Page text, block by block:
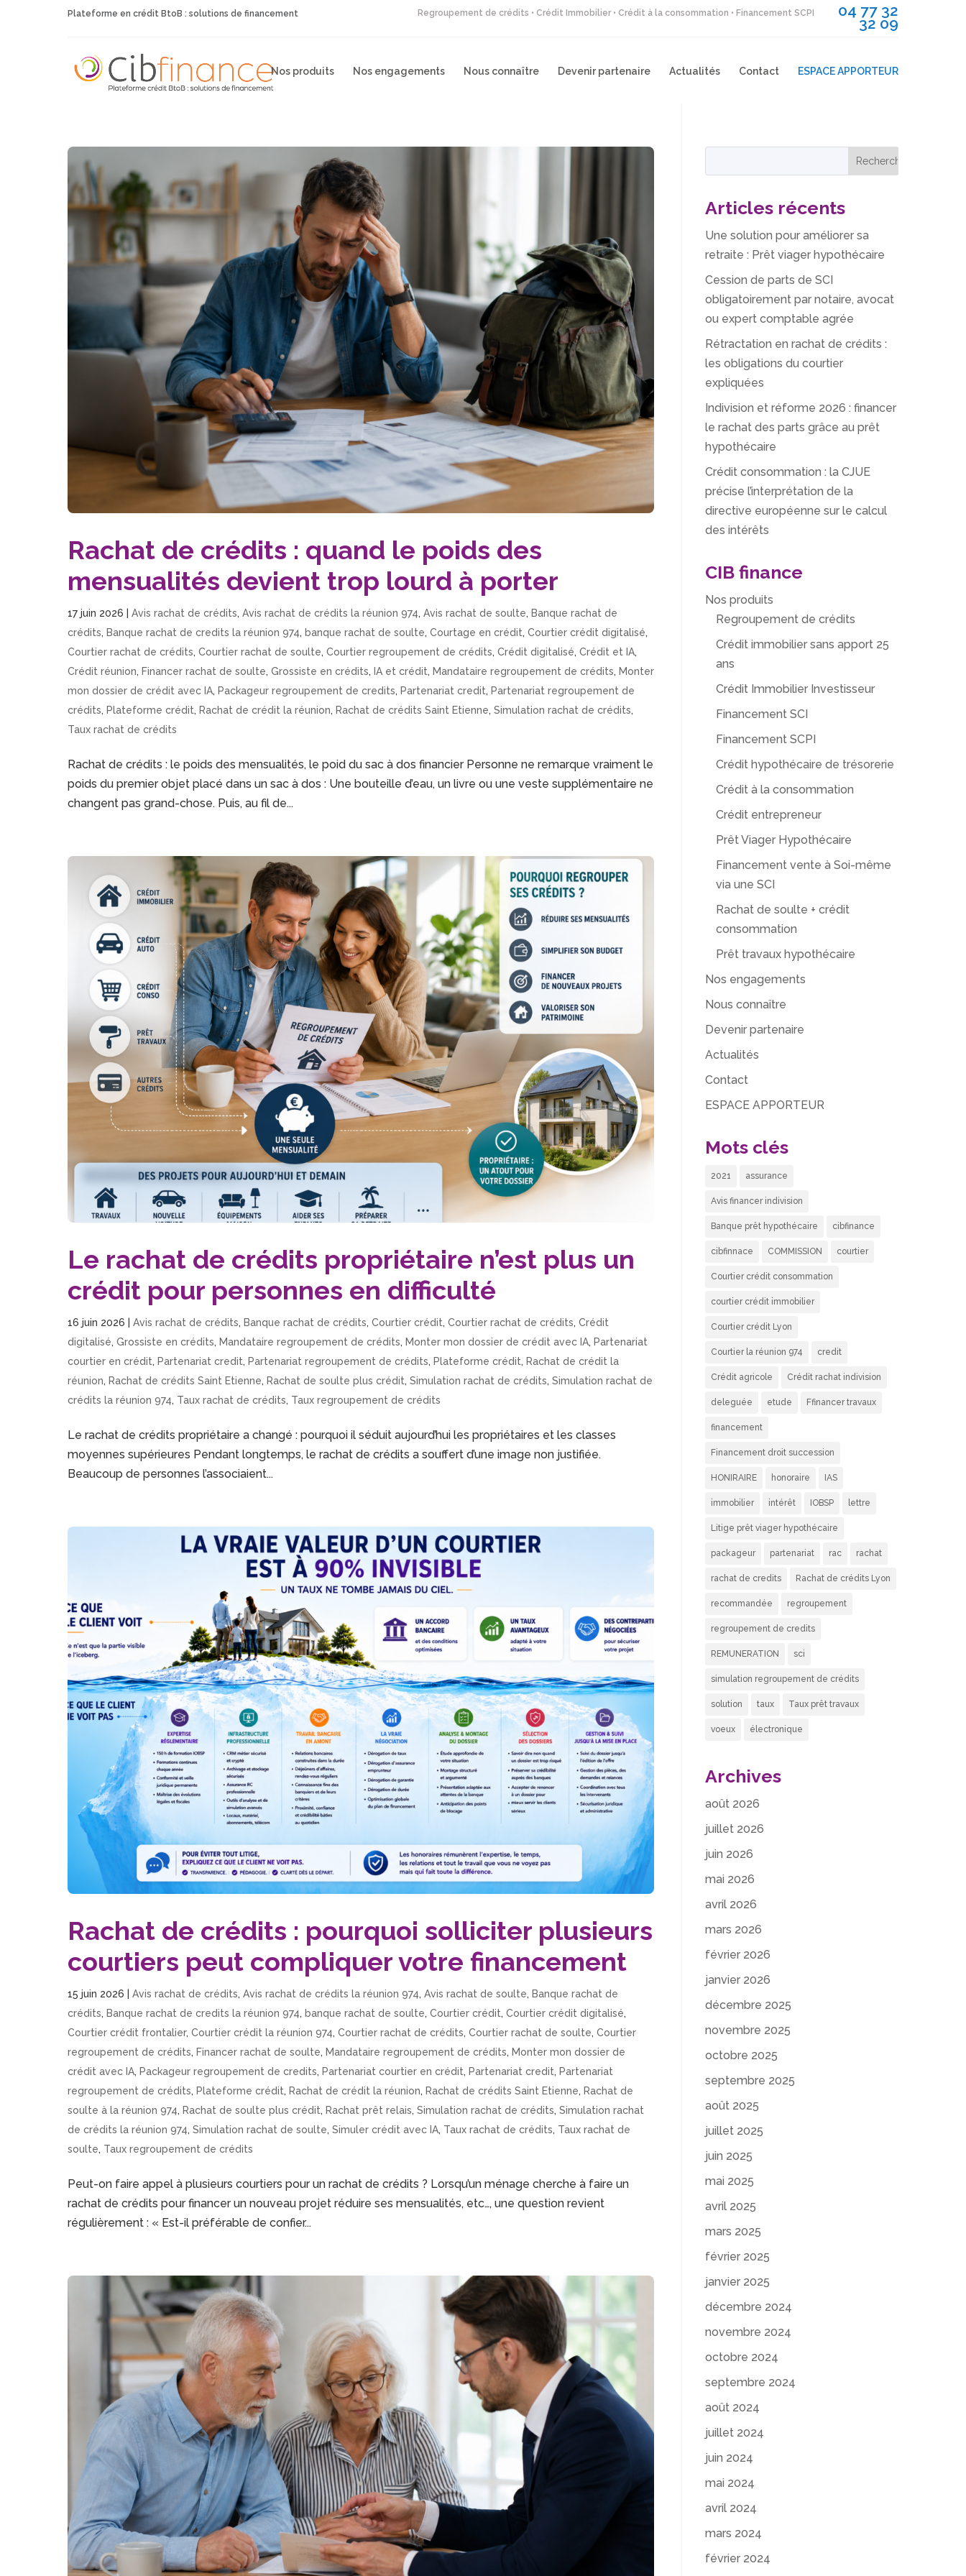
Plateforme en crédit BtoB : solutions de financement Regroupement de crédits • Crédit Immobilier • Crédit à la consommation • Financement SCPI 04 77 32
32 09
Nos produits Nos engagements Nous connaître Devenir partenaire Actualités Contact ESPACE APPORTEUR
Rachat de crédits : quand le poids des
mensualités devient trop lourd à porter
17 juin 2026 |Avis rachat de crédits,Avis rachat de crédits la réunion 974,Avis rachat de soulte, Banque rachat de
crédits, Banque rachat de credits la réunion 974, banque rachat de soulte,Courtage en crédit,Courtier crédit digitalisé,
Courtier rachat de crédits,Courtier rachat de soulte,Courtier regroupement de crédits,Crédit digitalisé,Crédit et IA,
Crédit réunion, Financer rachat de soulte,Grossiste en crédits, IA et crédit, Mandataire regroupement de crédits, Monter
mon dossier de crédit avec IA, Packageur regroupement de credits, Partenariat credit, Partenariat regroupement de
crédits, Plateforme crédit, Rachat de crédit la réunion, Rachat de crédits Saint Etienne,Simulation rachat de crédits,
Taux rachat de crédits
Rachat de crédits : le poids des mensualités, le poid du sac à dos financier Personne ne remarque vraiment le
poids du premier objet placé dans un sac à dos : Une bouteille d’eau, un livre ou une veste supplémentaire ne
changent pas grand-chose. Puis, au fil de...
Le rachat de crédits propriétaire n’est plus un
crédit pour personnes en difficulté
16 juin 2026 |Avis rachat de crédits, Banque rachat de crédits,Courtier crédit,Courtier rachat de crédits,Crédit
digitalisé,Grossiste en crédits, Mandataire regroupement de crédits, Monter mon dossier de crédit avec IA, Partenariat
courtier en crédit, Partenariat credit, Partenariat regroupement de crédits, Plateforme crédit, Rachat de crédit la
réunion, Rachat de crédits Saint Etienne, Rachat de soulte plus crédit,Simulation rachat de crédits,Simulation rachat de
crédits la réunion 974, Taux rachat de crédits, Taux regroupement de crédits
Le rachat de crédits propriétaire a changé : pourquoi il séduit aujourd’hui les propriétaires et les classes
moyennes supérieures Pendant longtemps, le rachat de crédits a souffert d’une image non justifiée.
Beaucoup de personnes l’associaient...
Rachat de crédits : pourquoi solliciter plusieurs
courtiers peut compliquer votre financement
15 juin 2026 |Avis rachat de crédits,Avis rachat de crédits la réunion 974,Avis rachat de soulte,Banque rachat de
crédits,Banque rachat de credits la réunion 974,banque rachat de soulte,Courtier crédit,Courtier crédit digitalisé,
Courtier crédit frontalier,Courtier crédit la réunion 974,Courtier rachat de crédits,Courtier rachat de soulte,Courtier
regroupement de crédits,Financer rachat de soulte,Mandataire regroupement de crédits,Monter mon dossier de
crédit avec IA,Packageur regroupement de credits,Partenariat courtier en crédit,Partenariat credit,Partenariat
regroupement de crédits,Plateforme crédit,Rachat de crédit la réunion,Rachat de crédits Saint Etienne,Rachat de
soulte à la réunion 974,Rachat de soulte plus crédit,Rachat prêt relais,Simulation rachat de crédits,Simulation rachat
de crédits la réunion 974,Simulation rachat de soulte,Simuler crédit avec IA, Taux rachat de crédits, Taux rachat de
soulte, Taux regroupement de crédits
Peut-on faire appel à plusieurs courtiers pour un rachat de crédits ? Lorsqu’un ménage cherche à faire un
rachat de crédits pour financer un nouveau projet réduire ses mensualités, etc…, une question revient
régulièrement : « Est-il préférable de confier...
Articles récents
Une solution pour améliorer sa
retraite : Prêt viager hypothécaire
Cession de parts de SCI
obligatoirement par notaire, avocat
ou expert comptable agrée
Rétractation en rachat de crédits :
les obligations du courtier
expliquées
Indivision et réforme 2026 : financer
le rachat des parts grâce au prêt
hypothécaire
Crédit consommation : la CJUE
précise l’interprétation de la
directive européenne sur le calcul
des intérêts
CIB finance
Nos produits
Regroupement de crédits
Crédit immobilier sans apport 25
ans
Crédit Immobilier Investisseur
Financement SCI
Financement SCPI
Crédit hypothécaire de trésorerie
Crédit à la consommation
Crédit entrepreneur
Prêt Viager Hypothécaire
Financement vente à Soi-même
via une SCI
Rachat de soulte + crédit
consommation
Prêt travaux hypothécaire
Nos engagements
Nous connaître
Devenir partenaire
Actualités
Contact
ESPACE APPORTEUR
Mots clés
2021 assurance
Avis financer indivision
Banque prêt hypothécaire cibfinance
cibfinnace COMMISSION courtier
Courtier crédit consommation
courtier crédit immobilier
Courtier crédit Lyon
Courtier la réunion 974 credit
Crédit agricole Crédit rachat indivision
deleguée etude Ffinancer travaux
financement
Financement droit succession
HONIRAIRE honoraire IAS
immobilier intérêt IOBSP lettre
Litige prêt viager hypothécaire
packageur partenariat rac rachat
rachat de credits Rachat de crédits Lyon
recommandée regroupement
regroupement de credits
REMUNERATION sci
simulation regroupement de crédits
solution taux Taux prêt travaux
voeux électronique
Archives
août 2026
juillet 2026
juin 2026
mai 2026
avril 2026
mars 2026
février 2026
janvier 2026
décembre 2025
novembre 2025
octobre 2025
septembre 2025
août 2025
juillet 2025
juin 2025
mai 2025
avril 2025
mars 2025
février 2025
janvier 2025
décembre 2024
novembre 2024
octobre 2024
septembre 2024
août 2024
juillet 2024
juin 2024
mai 2024
avril 2024
mars 2024
février 2024